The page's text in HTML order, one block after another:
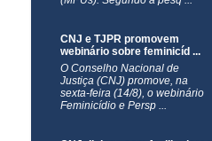
CNJ e TJPR promovem
webinário sobre feminicíd ...
O Conselho Nacional de
Justiça (CNJ) promove, na
sexta-feira (14/8), o webinário
Feminicídio e Persp ...
Com 550 mil buscas, Sniper
acelera a localiza ...
Ao longo de um ano, o Sistema
Nacional de Investigação
Patrimonial e Recuperação de
Ativos (